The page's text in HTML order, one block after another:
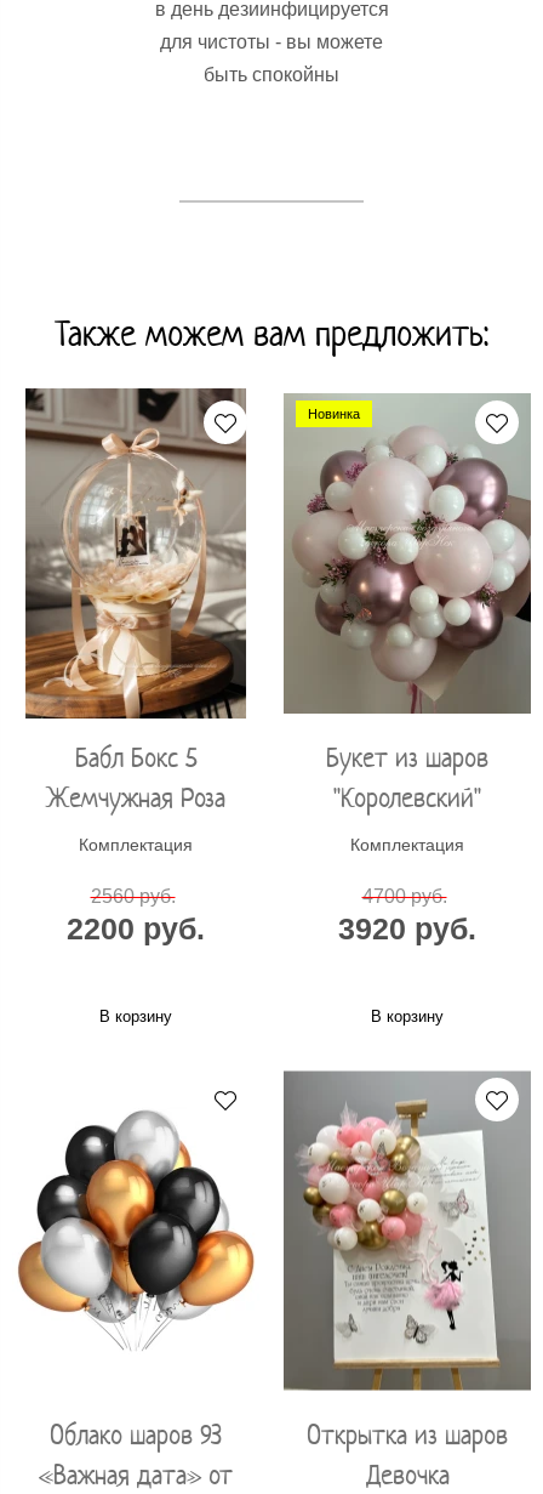
в день дезиинфицируется
для чистоты - вы можете
быть спокойны
Также можем вам предложить:
Бабл Бокс 5
Жемчужная Роза
Комплектация
2560 руб.
2200 руб.
В корзину
Новинка
Букет из шаров
"Королевский"
Комплектация
4700 руб.
3920 руб.
В корзину
Облако шаров 93
«Важная дата» от
Открытка из шаров
Девочка